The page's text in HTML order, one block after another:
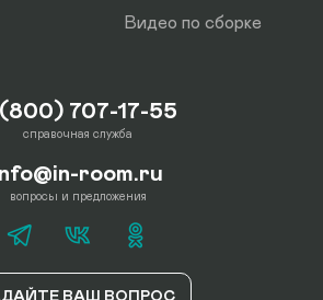
Видео по сборке
707-17-55
справочная служба
Info@in-room.ru
вопросы и предложения